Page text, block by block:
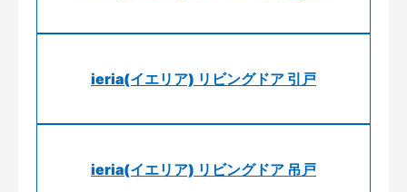
ieria(イエリア) リビングドア 引戸
ieria(イエリア) リビングドア 吊戸